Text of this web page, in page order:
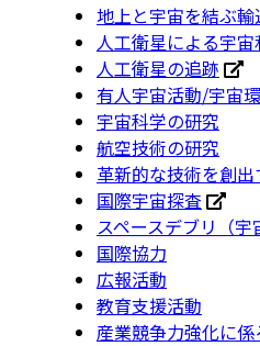
地上と宇宙を結ぶ
人工衛星による宇宙
人工衛星の追跡
有人宇宙活動/宇宙
宇宙科学の研究
航空技術の研究
革新的な技術を創
国際宇宙探査
スペースデブリ（宇
国際協力
広報活動
教育支援活動
産業競争力強化に係